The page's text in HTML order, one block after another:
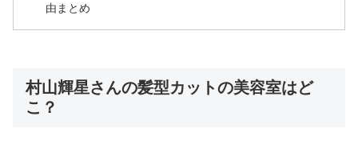
由まとめ
村山輝星さんの髪型カットの美容室はど
こ？